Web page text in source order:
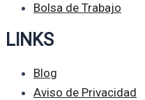
Bolsa de Trabajo
LINKS
Blog
Aviso de Privacidad